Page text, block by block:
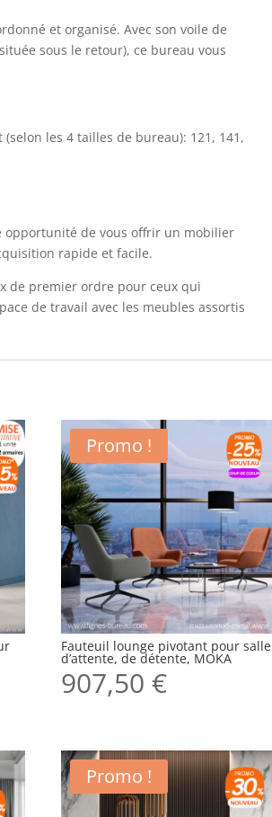
et organisé. Avec son voile de
sous le retour), ce bureau vous
les 4 tailles de bureau): 121, 141,
opportunité de vous offrir un mobilier
rapide et facile.
de premier ordre pour ceux qui
de travail avec les meubles assortis
Promo !
Fauteuil lounge pivotant pour salle
d’attente, de détente, MOKA
907,50€
Promo !